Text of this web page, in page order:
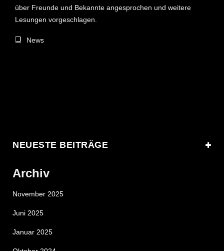
über Freunde und Bekannte angesprochen und weitere
Lesungen vorgeschlagen.
News
NEUESTE BEITRÄGE
Archiv
November 2025
Juni 2025
Januar 2025